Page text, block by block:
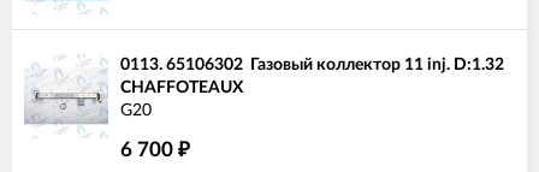
0113. 65106302 Газовый коллектор 11 inj. D:1.32
CHAFFOTEAUX
G20
6 700 ₽